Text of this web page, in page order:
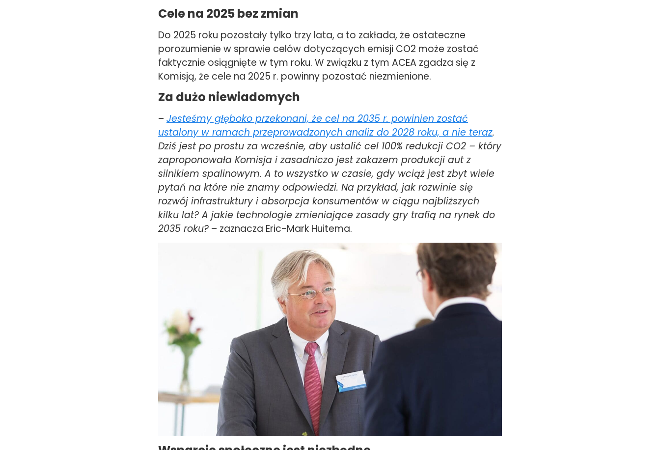
Cele na 2025 bez zmian
Do 2025 roku pozostały tylko trzy lata, a to zakłada, że ​​ostateczne
porozumienie w sprawie celów dotyczących emisji CO2 może zostać
faktycznie osiągnięte w tym roku. W związku z tym ACEA zgadza się z
Komisją, że cele na 2025 r. powinny pozostać niezmienione.
Za dużo niewiadomych
– Jesteśmy głęboko przekonani, że cel na 2035 r. powinien zostać
ustalony w ramach przeprowadzonych analiz do 2028 roku, a nie teraz.
Dziś jest po prostu za wcześnie, aby ustalić cel 100% redukcji CO2 – który
zaproponowała Komisja i zasadniczo jest zakazem produkcji aut z
silnikiem spalinowym. A to wszystko w czasie, gdy wciąż jest zbyt wiele
pytań na które nie znamy odpowiedzi. Na przykład, jak rozwinie się
rozwój infrastruktury i absorpcja konsumentów w ciągu najbliższych
kilku lat? A jakie technologie zmieniające zasady gry trafią na rynek do
2035 roku? – zaznacza Eric-Mark Huitema.